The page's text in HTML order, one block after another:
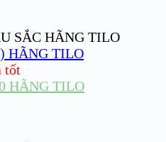
SẮC HÃNG TILO
HÃNG TILO
tốt